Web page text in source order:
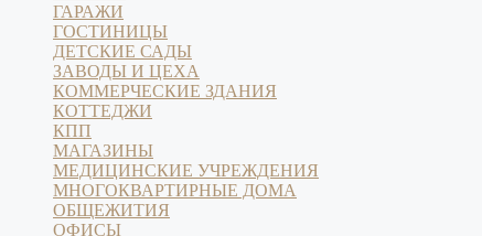
ГАРАЖИ
ГОСТИНИЦЫ
ДЕТСКИЕ САДЫ
ЗАВОДЫ И ЦЕХА
КОММЕРЧЕСКИЕ ЗДАНИЯ
КОТТЕДЖИ
КПП
МАГАЗИНЫ
МЕДИЦИНСКИЕ УЧРЕЖДЕНИЯ
МНОГОКВАРТИРНЫЕ ДОМА
ОБЩЕЖИТИЯ
ОФИСЫ